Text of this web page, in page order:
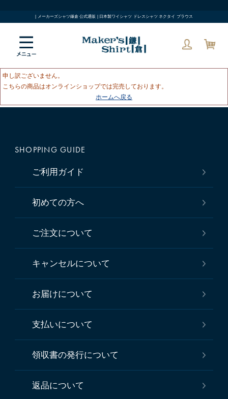
| メーカーズシャツ鎌倉 公式通販 | 日本製ワイシャツ ドレスシャツ ネクタイ ブラウス
申し訳ございません。
こちらの商品はオンラインショップでは完売しております。
ホームへ戻る
SHOPPING GUIDE
ご利用ガイド
初めての方へ
ご注文について
キャンセルについて
お届けについて
支払いについて
領収書の発行について
返品について